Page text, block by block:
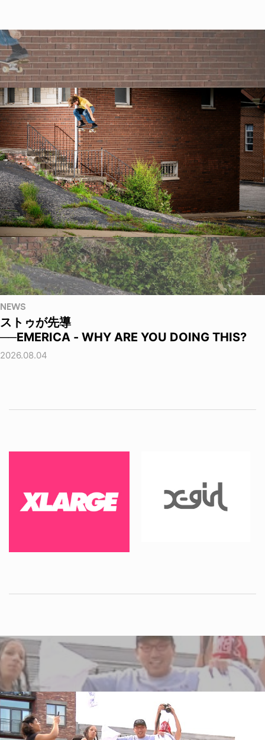
NEWS
ストゥが先導
──EMERICA - WHY ARE YOU DOING THIS?
2026.08.04